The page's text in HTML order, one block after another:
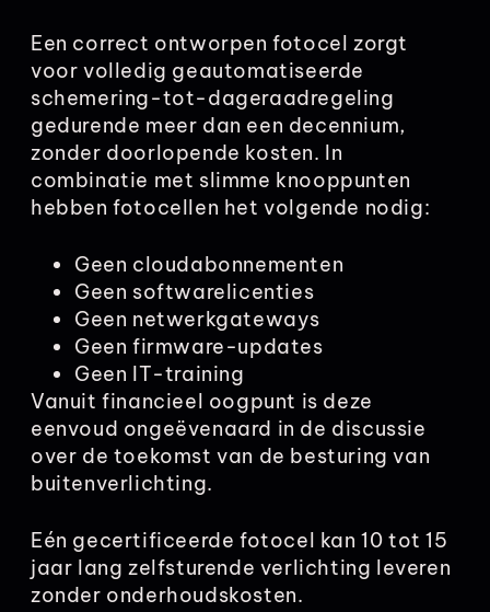
Een correct ontworpen fotocel zorgt
voor volledig geautomatiseerde
schemering-tot-dageraadregeling
gedurende meer dan een decennium,
zonder doorlopende kosten. In
combinatie met slimme knooppunten
hebben fotocellen het volgende nodig:
Geen cloudabonnementen
Geen softwarelicenties
Geen netwerkgateways
Geen firmware-updates
Geen IT-training
Vanuit financieel oogpunt is deze
eenvoud ongeëvenaard in de discussie
over de toekomst van de besturing van
buitenverlichting.
Eén gecertificeerde fotocel kan 10 tot 15
jaar lang zelfsturende verlichting leveren
zonder onderhoudskosten.